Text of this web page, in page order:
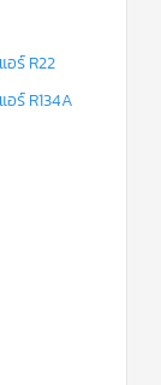
อร์ R22
ร์ R134A